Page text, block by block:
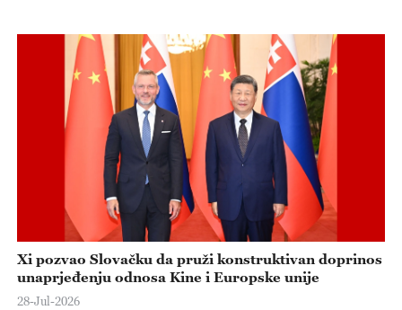
Xi pozvao Slovačku da pruži konstruktivan doprinos
unaprjeđenju odnosa Kine i Europske unije
28-Jul-2026